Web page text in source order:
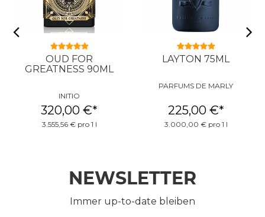
OUD FOR
GREATNESS 90ML
INITIO
320,00 €*
3.555,56 € pro 1 l
LAYTON 75ML
PARFUMS DE MARLY
225,00 €*
3.000,00 € pro 1 l
NEWSLETTER
Immer up-to-date bleiben